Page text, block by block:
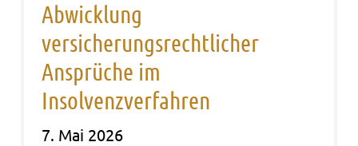
Abwicklung
versicherungsrechtlicher
Ansprüche im
Insolvenzverfahren
7. Mai 2026